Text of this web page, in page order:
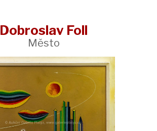
Dobroslav Foll
Město